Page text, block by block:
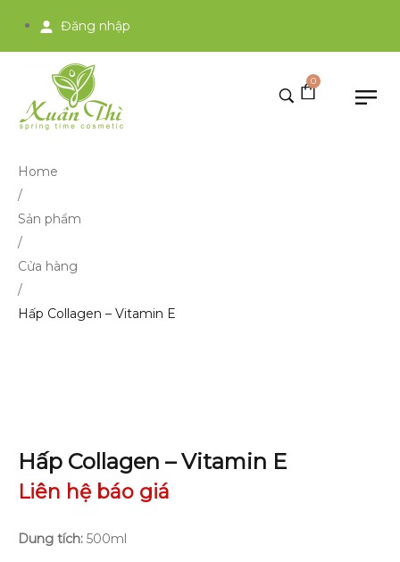
Đăng nhập
0
Home
/
Sản phẩm
/
Cửa hàng
/
Hấp Collagen – Vitamin E
Hấp Collagen – Vitamin E
Liên hệ báo giá
Dung tích: 500ml